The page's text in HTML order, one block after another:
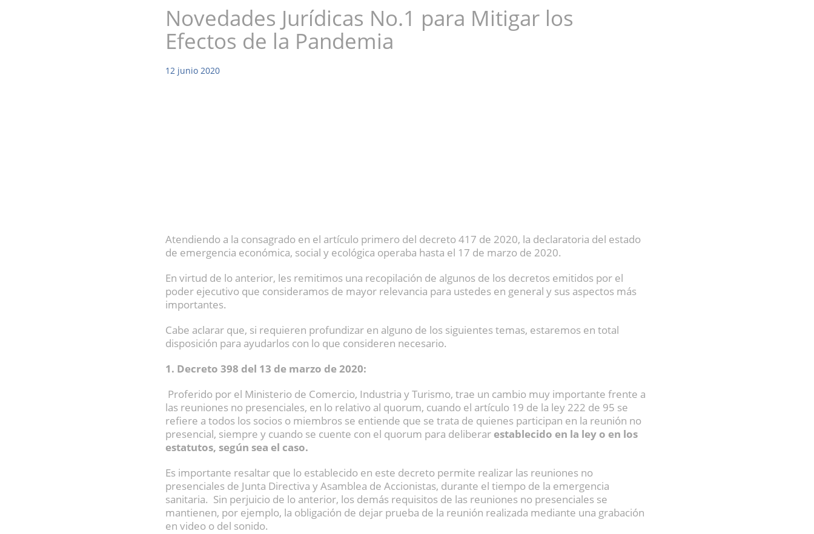
Novedades Jurídicas No.1 para Mitigar los
Efectos de la Pandemia
12 junio 2020
Atendiendo a la consagrado en el artículo primero del decreto 417 de 2020, la declaratoria del estado
de emergencia económica, social y ecológica operaba hasta el 17 de marzo de 2020.
En virtud de lo anterior, les remitimos una recopilación de algunos de los decretos emitidos por el
poder ejecutivo que consideramos de mayor relevancia para ustedes en general y sus aspectos más
importantes.
Cabe aclarar que, si requieren profundizar en alguno de los siguientes temas, estaremos en total
disposición para ayudarlos con lo que consideren necesario.
1. Decreto 398 del 13 de marzo de 2020:
Proferido por el Ministerio de Comercio, Industria y Turismo, trae un cambio muy importante frente a
las reuniones no presenciales, en lo relativo al quorum, cuando el artículo 19 de la ley 222 de 95 se
refiere a todos los socios o miembros se entiende que se trata de quienes participan en la reunión no
presencial, siempre y cuando se cuente con el quorum para deliberar establecido en la ley o en los
estatutos, según sea el caso.
Es importante resaltar que lo establecido en este decreto permite realizar las reuniones no
presenciales de Junta Directiva y Asamblea de Accionistas, durante el tiempo de la emergencia
sanitaria. Sin perjuicio de lo anterior, los demás requisitos de las reuniones no presenciales se
mantienen, por ejemplo, la obligación de dejar prueba de la reunión realizada mediante una grabación
en video o del sonido.